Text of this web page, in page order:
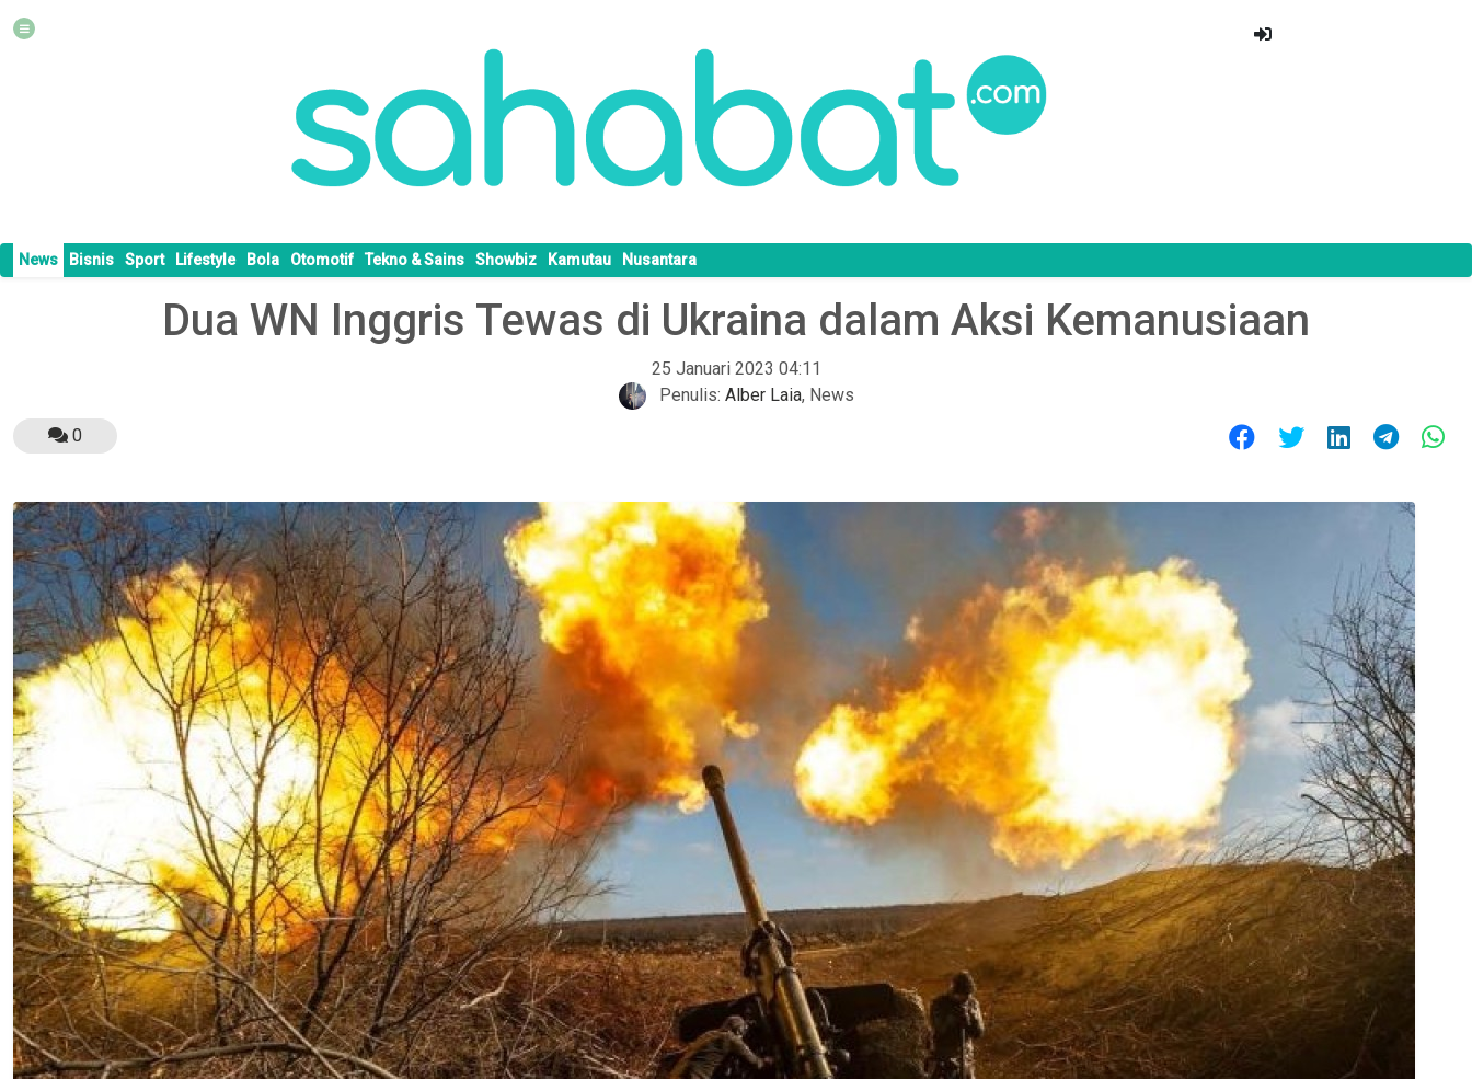
News Bisnis Sport Lifestyle Bola Otomotif Tekno & Sains Showbiz Kamutau Nusantara
Dua WN Inggris Tewas di Ukraina dalam Aksi Kemanusiaan
25 Januari 2023 04:11
Penulis: Alber Laia, News
0